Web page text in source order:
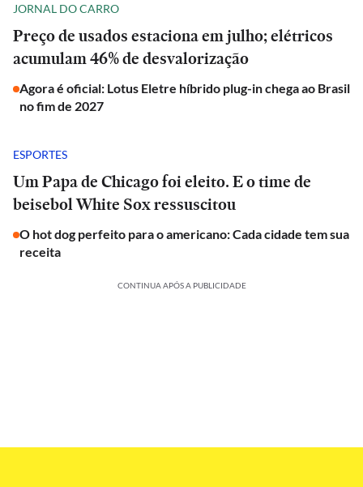
JORNAL DO CARRO
Preço de usados estaciona em julho; elétricos
acumulam 46% de desvalorização
Agora é oficial: Lotus Eletre híbrido plug-in chega ao Brasil
no fim de 2027
ESPORTES
Um Papa de Chicago foi eleito. E o time de
beisebol White Sox ressuscitou
O hot dog perfeito para o americano: Cada cidade tem sua
receita
CONTINUA APÓS A PUBLICIDADE